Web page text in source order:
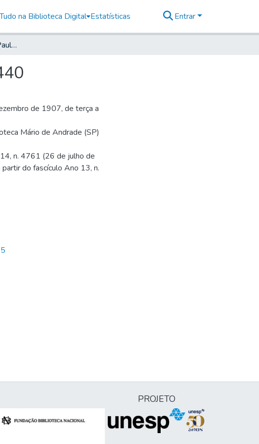
na Biblioteca Digital Estatísticas Entrar
O Commercio de São Paulo, 1894, Ano II, n. 0440
de 1907, de terça a
Mário de Andrade (SP)
n. 4761 (26 de julho de
do fascículo Ano 13, n.
PROJETO